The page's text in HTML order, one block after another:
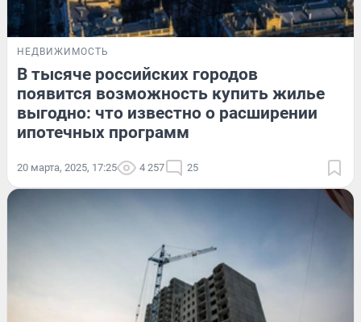
НЕДВИЖИМОСТЬ
В тысяче российских городов
появится возможность купить жилье
выгодно: что известно о расширении
ипотечных программ
20 марта, 2025, 17:25 4 257 25